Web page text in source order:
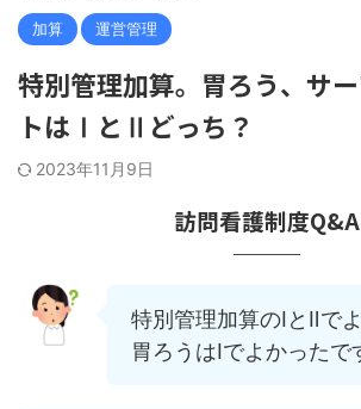
加算 運営管理
特別管理加算。胃ろう、サ
トはⅠとⅡどっち？
2023年11月9日
訪問看護制度Q&A
特別管理加算のⅠとⅡで
胃ろうはⅠでよかったで